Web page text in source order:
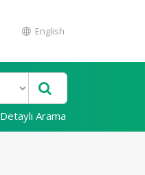
English
Detaylı Arama